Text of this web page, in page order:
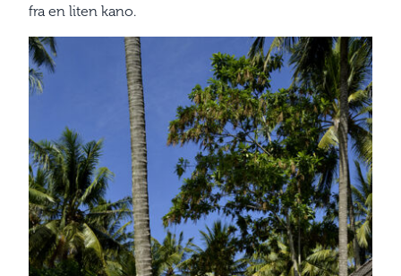
fra en liten kano.